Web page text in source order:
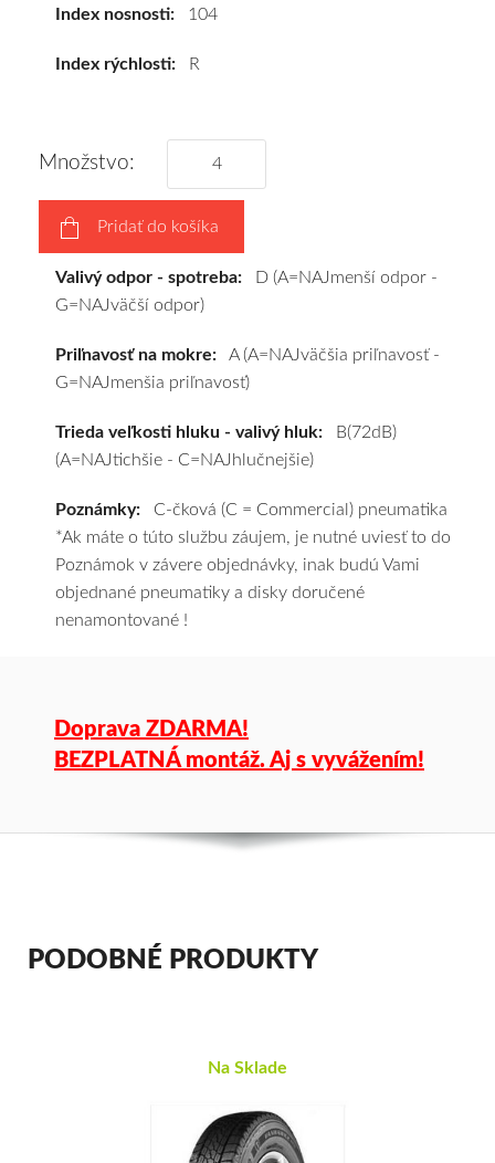
obujeme
disky
pošleme
zadarmo.
Index nosnosti: 104
Index rýchlosti: R
Množstvo:
Pridať do košíka
Valivý odpor - spotreba: D (A=NAJmenší odpor -
G=NAJväčší odpor)
Priľnavosť na mokre: A (A=NAJväčšia priľnavosť -
G=NAJmenšia priľnavosť)
Trieda veľkosti hluku - valivý hluk: B(72dB)
(A=NAJtichšie - C=NAJhlučnejšie)
Poznámky: C-čková (C = Commercial) pneumatika
*Ak máte o túto službu záujem, je nutné uviesť to do
Poznámok v závere objednávky, inak budú Vami
objednané pneumatiky a disky doručené
nenamontované !
Doprava ZDARMA!
BEZPLATNÁ montáž. Aj s vyvážením!
PODOBNÉ PRODUKTY
Na Sklade